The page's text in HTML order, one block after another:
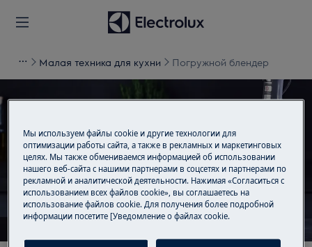
Малая техника для кухни Погружной блендер
Поддержка для
Погружной блендер
Мы используем файлы cookie и другие технологии для
оптимизации работы сайта, а также в рекламных и маркетинговых
целях. Мы также обмениваемся информацией об использовании
нашего веб-сайта с нашими партнерами в соцсетях и партнерами по
рекламной и аналитической деятельности. Нажимая «Согласиться с
использованием всех файлов cookie», вы соглашаетесь на
использование файлов cookie. Для получения более подробной
информации посетите [Уведомление о файлах cookie.